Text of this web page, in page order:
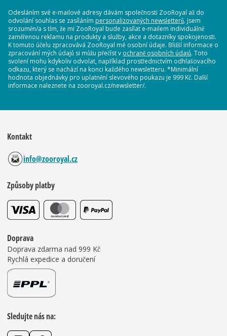
Odesláním své e-mailové adresy dávám společnosti ZooRoyal až do
odvolání souhlas se zasíláním personalizovaných newsletterů. Jsem
srozuměn/a s tím, že mi ZooRoyal bude zasílat e-mailem individuálně
zaměřenou reklamu na produkty a služby, akce a dotazníky spokojenosti.
K tomuto účelu zpracovává ZooRoyal mé osobní údaje. Bližší informace o
zpracování mých údajů si můžu přečíst v ochraně osobních údajů. Toto
svolení mohu kdykoliv odvolat, například prostřednictvím odhlašovacího
odkazu, který se nachází na konci každého newsletteru. *Minimální
hodnota objednávky pro uplatnění slevového poukazu je 999 Kč. Další
informace naleznete na zooroyal.cz/newsletter/.
Kontakt
info@zooroyal.cz
Způsoby platby
Doprava
Doprava zdarma nad 999 Kč
Rychlá expedice a doručení
Sledujte nás na: